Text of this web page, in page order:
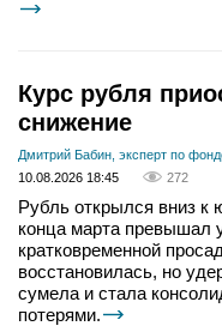
Курс рубля
снижение
Дмитрий Бабин, эксперт по
10.08.2026 18:45
272
Рубль открылся вниз к
конца марта превышал
кратковременной
восстановилась, но
сумела и стала
потерями.